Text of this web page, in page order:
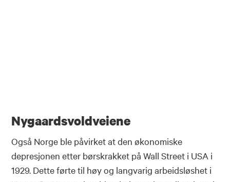
Nygaardsvoldveiene
Også Norge ble påvirket at den økonomiske
depresjonen etter børskrakket på Wall Street i USA i
1929. Dette førte til høy og langvarig arbeidsløshet i